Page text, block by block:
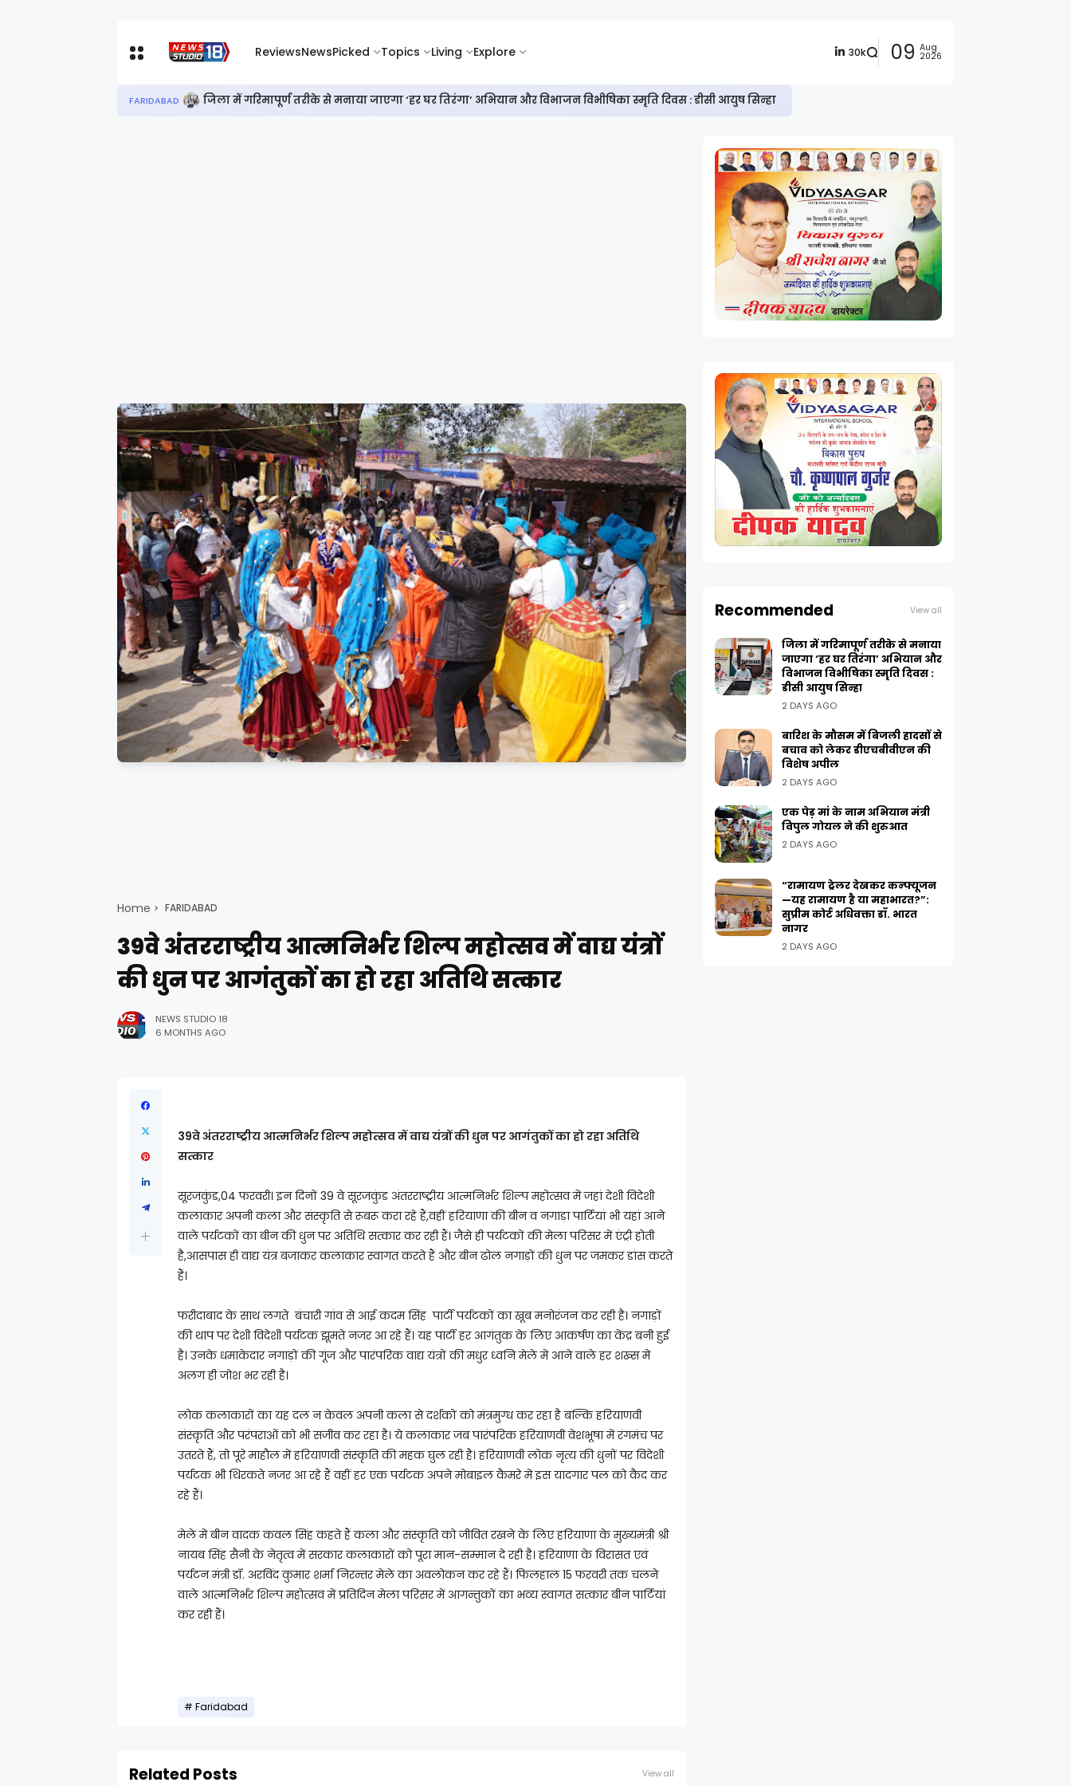
ReviewsNewsPicked Topics Living Explore 30k 09 Aug
2026
FARIDABAD जिला में गरिमापूर्ण तरीके से मनाया जाएगा ‘हर घर तिरंगा’ अभियान और विभाजन विभीषिका स्मृति दिवस : डीसी आयुष सिन्हा
Home FARIDABAD
39वे अंतरराष्ट्रीय आत्मनिर्भर शिल्प महोत्सव में वाद्य यंत्रों
की धुन पर आगंतुकों का हो रहा अतिथि सत्कार
NEWS STUDIO 18
6 MONTHS AGO
39वे अंतरराष्ट्रीय आत्मनिर्भर शिल्प महोत्सव में वाद्य यंत्रों की धुन पर आगंतुकों का हो रहा अतिथि
सत्कार
सूरजकुंड,04 फरवरी। इन दिनों 39 वे सूरजकुंड अंतरराष्ट्रीय आत्मनिर्भर शिल्प महोत्सव में जहां देशी विदेशी
कलाकार अपनी कला और संस्कृति से रूबरू करा रहे हैं,वहीं हरियाणा की बीन व नगाड़ा पार्टियां भी यहां आने
वाले पर्यटकों का बीन की धुन पर अतिथि सत्कार कर रही हैं। जैसे ही पर्यटकों की मेला परिसर में एंट्री होती
है,आसपास ही वाद्य यंत्र बजाकर कलाकार स्वागत करते हैं और बीन ढोल नगाड़ों की धुन पर जमकर डांस करते
हैं।
फरीदाबाद के साथ लगते बंचारी गांव से आई कदम सिंह पार्टी पर्यटकों का खूब मनोरंजन कर रही है। नगाड़ों
की थाप पर देशी विदेशी पर्यटक झूमते नजर आ रहे हैं। यह पार्टी हर आगंतुक के लिए आकर्षण का केंद्र बनी हुई
है। उनके धमाकेदार नगाड़ों की गूंज और पारंपरिक वाद्य यंत्रों की मधुर ध्वनि मेले में आने वाले हर शख्स में
अलग ही जोश भर रही है।
लोक कलाकारों का यह दल न केवल अपनी कला से दर्शकों को मंत्रमुग्ध कर रहा है बल्कि हरियाणवी
संस्कृति और परंपराओं को भी सजीव कर रहा है। ये कलाकार जब पारंपरिक हरियाणवी वेशभूषा में रंगमंच पर
उतरते हैं, तो पूरे माहौल में हरियाणवी संस्कृति की महक घुल रही है। हरियाणवी लोक नृत्य की धुनों पर विदेशी
पर्यटक भी थिरकते नजर आ रहे हैं वहीं हर एक पर्यटक अपने मोबाइल कैमरे में इस यादगार पल को कैद कर
रहे हैं।
मेले में बीन वादक कवल सिंह कहते हैं कला और संस्कृति को जीवित रखने के लिए हरियाणा के मुख्यमंत्री श्री
नायब सिंह सैनी के नेतृत्व में सरकार कलाकारों को पूरा मान-सम्मान दे रही है। हरियाणा के विरासत एवं
पर्यटन मंत्री डॉ. अरविंद कुमार शर्मा निरन्तर मेले का अवलोकन कर रहे हैं। फिलहाल 15 फरवरी तक चलने
वाले आत्मनिर्भर शिल्प महोत्सव में प्रतिदिन मेला परिसर में आगन्तुकों का भव्य स्वागत सत्कार बीन पार्टियां
कर रही हैं।
Faridabad
Related Posts View all
Recommended View all
जिला में गरिमापूर्ण तरीके से मनाया
जाएगा ‘हर घर तिरंगा’ अभियान और
विभाजन विभीषिका स्मृति दिवस :
डीसी आयुष सिन्हा
2 DAYS AGO
बारिश के मौसम में बिजली हादसों से
बचाव को लेकर डीएचबीवीएन की
विशेष अपील
2 DAYS AGO
एक पेड़ मां के नाम अभियान मंत्री
विपुल गोयल ने की शुरुआत
2 DAYS AGO
“रामायण ट्रेलर देखकर कन्फ्यूजन
—यह रामायण है या महाभारत?”:
सुप्रीम कोर्ट अधिवक्ता डॉ. भारत
नागर
2 DAYS AGO